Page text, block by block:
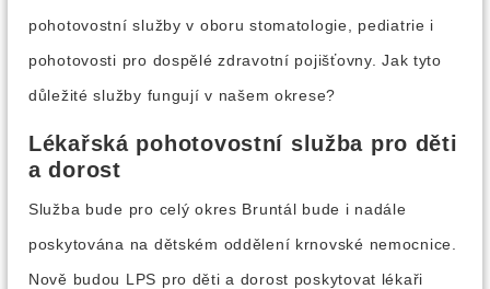
pohotovostní služby v oboru stomatologie, pediatrie i
pohotovosti pro dospělé zdravotní pojišťovny. Jak tyto
důležité služby fungují v našem okrese?
Lékařská pohotovostní služba pro děti
a dorost
Služba bude pro celý okres Bruntál bude i nadále
poskytována na dětském oddělení krnovské nemocnice.
Nově budou LPS pro děti a dorost poskytovat lékaři